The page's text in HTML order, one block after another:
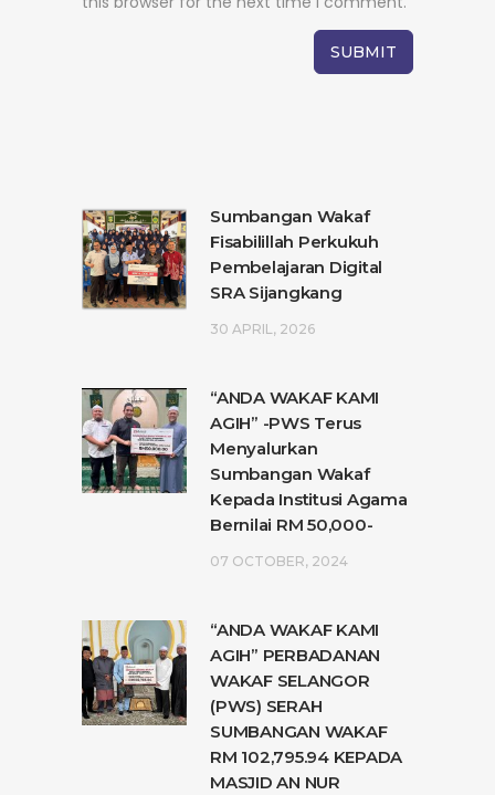
Sumbangan Wakaf
Fisabilillah Perkukuh
Pembelajaran Digital
SRA Sijangkang
30 APRIL, 2026
“ANDA WAKAF KAMI
AGIH” -PWS Terus
Menyalurkan
Sumbangan Wakaf
Kepada Institusi Agama
Bernilai RM 50,000-
07 OCTOBER, 2024
“ANDA WAKAF KAMI
AGIH” PERBADANAN
WAKAF SELANGOR
(PWS) SERAH
SUMBANGAN WAKAF
RM 102,795.94 KEPADA
MASJID AN NUR